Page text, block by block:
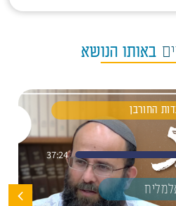
באותו הנושא
החורבן
37:24